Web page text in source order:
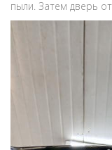
пыли. Затем дверь